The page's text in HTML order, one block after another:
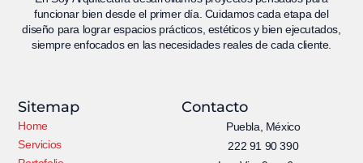
funcionar bien desde el primer día. Cuidamos cada etapa del
diseño para lograr espacios prácticos, estéticos y bien ejecutados,
siempre enfocados en las necesidades reales de cada cliente.
Sitemap
Home
Servicios
Contacto
Puebla, México
222 91 90 390